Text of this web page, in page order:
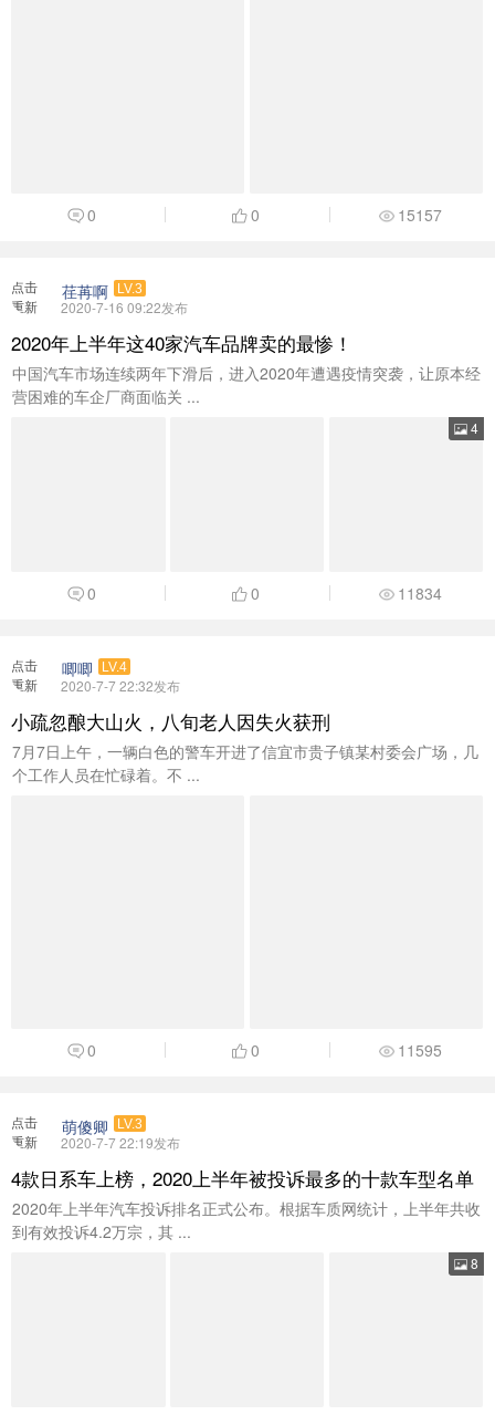
0 0 15157
点击
重新
荏苒啊 LV.3
2020-7-16 09:22发布
2020年上半年这40家汽车品牌卖的最惨！
中国汽车市场连续两年下滑后，进入2020年遭遇疫情突袭，让原本经
营困难的车企厂商面临关 ...
4
0 0 11834
点击
重新
唧唧 LV.4
2020-7-7 22:32发布
小疏忽酿大山火，八旬老人因失火获刑
7月7日上午，一辆白色的警车开进了信宜市贵子镇某村委会广场，几
个工作人员在忙碌着。不 ...
0 0 11595
点击
重新
萌傻卿 LV.3
2020-7-7 22:19发布
4款日系车上榜，2020上半年被投诉最多的十款车型名单
2020年上半年汽车投诉排名正式公布。根据车质网统计，上半年共收
到有效投诉4.2万宗，其 ...
8